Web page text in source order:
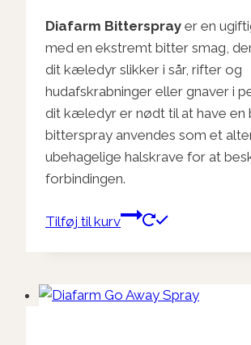
Diafarm Bitterspray er en
med en ekstremt bitter smag,
dit kæledyr slikker i sår, rifter og
hudafskrabninger eller gnaver i
dit kæledyr er nødt til at have en
bitterspray anvendes som et
ubehagelige halskrave for at
forbindingen.
Tilføj til kurv